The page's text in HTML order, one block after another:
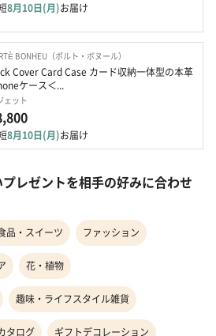
8月10日(月)お届け
BONHEU（ポルト・ボヌール）
Cover Card Case カード収納一体型の本革
ケース＜...
ェット
8月10日(月)お届け
レゼントを相手の好みに合わせ
品・スイーツ ファッション
花・植物
趣味・ライフスタイル雑貨
タログ ギフトデコレーション